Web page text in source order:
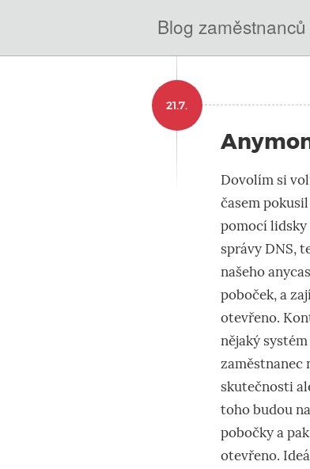
Blog zaměstnanců
@
SOA
21.7.
Dovolím si
časem
pomocí
správy DNS,
našeho
poboček, a
otevřeno.
nějaký
zaměstnanec
skutečnosti
toho budou
pobočky a
otevřeno.